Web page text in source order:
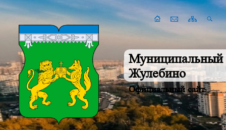
Муниципальный
Жулебино
Официальный сайт